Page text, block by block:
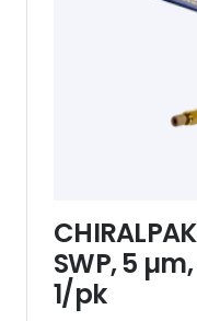
SWP, 5
1/pk